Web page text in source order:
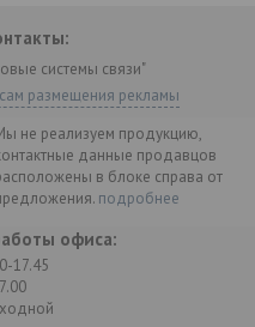
системы связи"
размещения рекламы
не реализуем продукцию,
данные продавцов
в блоке справа от
подробнее
офиса:
17.45